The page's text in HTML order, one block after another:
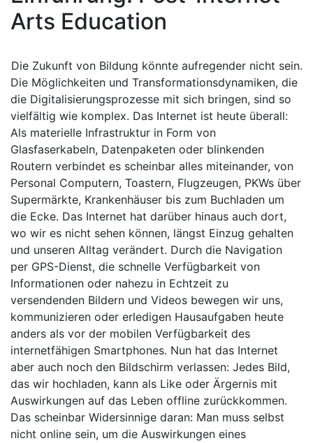
Arts Education
Die Zukunft von Bildung könnte aufregender nicht sein.
Die Möglichkeiten und Transformationsdynamiken, die
die Digitalisierungsprozesse mit sich bringen, sind so
vielfältig wie komplex. Das Internet ist heute überall:
Als materielle Infrastruktur in Form von
Glasfaserkabeln, Datenpaketen oder blinkenden
Routern verbindet es scheinbar alles miteinander, von
Personal Computern, Toastern, Flugzeugen, PKWs über
Supermärkte, Krankenhäuser bis zum Buchladen um
die Ecke. Das Internet hat darüber hinaus auch dort,
wo wir es nicht sehen können, längst Einzug gehalten
und unseren Alltag verändert. Durch die Navigation
per GPS-Dienst, die schnelle Verfügbarkeit von
Informationen oder nahezu in Echtzeit zu
versendenden Bildern und Videos bewegen wir uns,
kommunizieren oder erledigen Hausaufgaben heute
anders als vor der mobilen Verfügbarkeit des
internetfähigen Smartphones. Nun hat das Internet
aber auch noch den Bildschirm verlassen: Jedes Bild,
das wir hochladen, kann als Like oder Ärgernis mit
Auswirkungen auf das Leben offline zurückkommen.
Das scheinbar Widersinnige daran: Man muss selbst
nicht online sein, um die Auswirkungen eines